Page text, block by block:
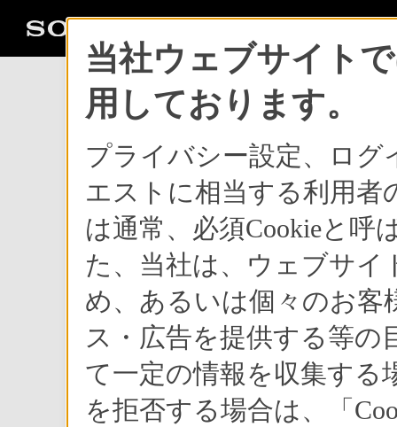
新商品
最大合計8色のカラーバリエ
た
「マイ ブラビア
～32/26/20J3000シリーズに
当社ウェブサイト
用しております。
プライバシー設定、ロ
エストに相当する利用者
は通常、必須Cookieと呼
た、当社は、ウェブサ
め、あるいは個々のお
ス・広告を提供する等の
て一定の情報を収集する
を拒否する場合は、「